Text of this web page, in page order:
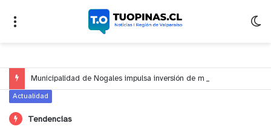
Actualidad
Tendencias